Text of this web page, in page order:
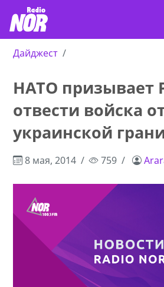
Дайджест
НАТО призывает
отвести войска
украинской
8 мая, 2014 759